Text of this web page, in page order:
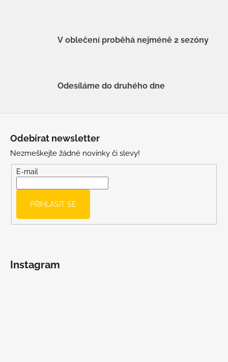
V oblečení proběhá nejméně 2 sezóny
Odesíláme do druhého dne
Odebírat newsletter
Nezmeškejte žádné novinky či slevy!
E-mail
PŘIHLÁSIT SE
Instagram